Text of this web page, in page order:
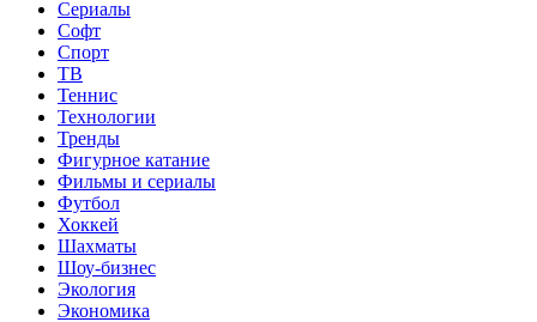
Сериалы
Софт
Спорт
ТВ
Теннис
Технологии
Тренды
Фигурное катание
Фильмы и сериалы
Футбол
Хоккей
Шахматы
Шоу-бизнес
Экология
Экономика